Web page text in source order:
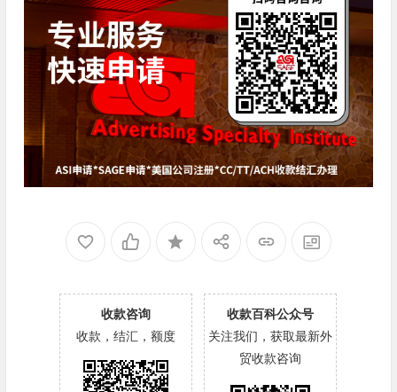
收款咨询
收款，结汇，额度
收款百科公众号
关注我们，获取最新外
贸收款咨询